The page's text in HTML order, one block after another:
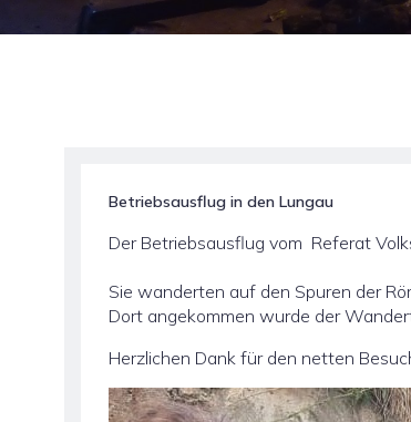
Betriebsausflug in den Lungau
Der Betriebsausflug vom Referat
Sie wanderten auf den Spuren der
Dort angekommen wurde der
Herzlichen Dank für den netten